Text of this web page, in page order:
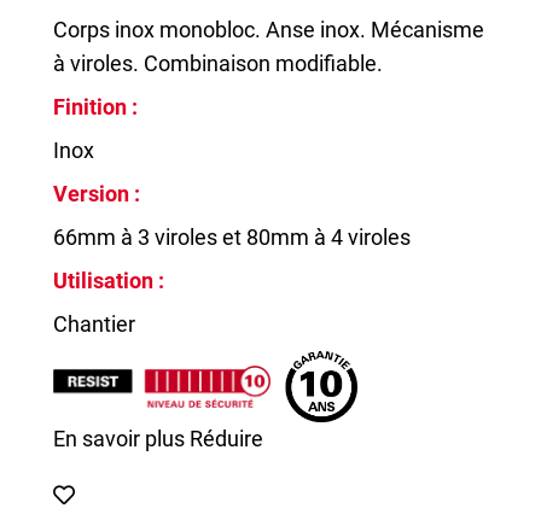
Corps inox monobloc. Anse inox. Mécanisme
à viroles. Combinaison modifiable.
Finition :
Inox
Version :
66mm à 3 viroles et 80mm à 4 viroles
Utilisation :
Chantier
En savoir plus Réduire